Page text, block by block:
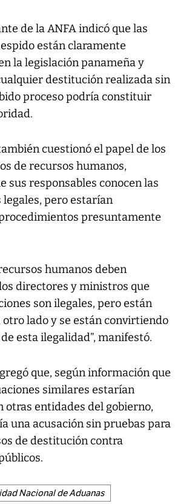
de la ANFA indicó que las
están claramente
la legislación panameña y
destitución realizada sin
proceso podría constituir
cuestionó el papel de los
de recursos humanos,
sus responsables conocen las
pero estarían
presuntamente
humanos deben
directores y ministros que
son ilegales, pero están
lado y se están convirtiendo
esta ilegalidad”, manifestó.
que, según información que
similares estarían
otras entidades del gobierno,
una acusación sin pruebas para
de destitución contra
Nacional de Aduanas